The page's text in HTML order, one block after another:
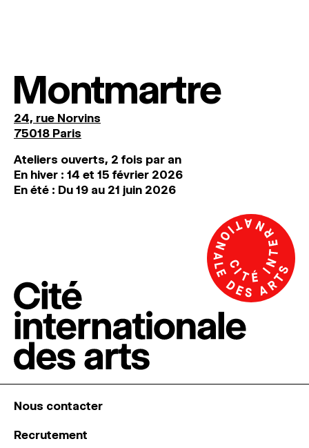
Montmartre
24, rue Norvins
75018 Paris
Ateliers ouverts, 2 fois par an
En hiver : 14 et 15 février 2026
En été : Du 19 au 21 juin 2026
Nous contacter
Recrutement